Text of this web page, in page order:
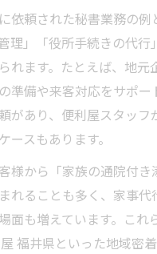
依頼された秘書業務の例
理」「役所手続きの代行
れます。たとえば、地元
準備や来客対応をサポー
があり、便利屋スタッフ
ースもあります。
様から「家族の通院付き
れることも多く、家事代
面も増えています。これ
福井県といった地域密